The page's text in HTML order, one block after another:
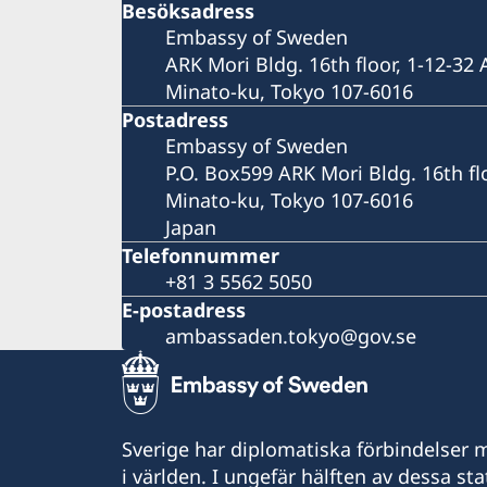
Besöksadress
Embassy of Sweden
ARK Mori Bldg. 16th floor, 1-12-32
Minato-ku, Tokyo 107-6016
Postadress
Embassy of Sweden
P.O. Box599 ARK Mori Bldg. 16th
Minato-ku, Tokyo 107-6016
Japan
Telefonnummer
+81 3 5562 5050
E-postadress
ambassaden.tokyo@gov.se
Sverige har diplomatiska förbindelser
i världen. I ungefär hälften av dessa